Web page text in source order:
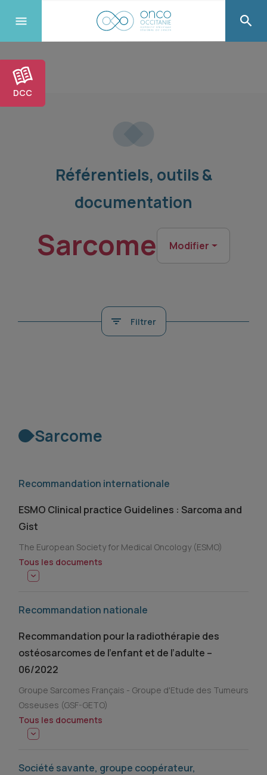
DCC
Référentiels, outils &
documentation
Sarcome Modifier
Filtrer
Sarcome
Recommandation internationale
ESMO Clinical practice Guidelines : Sarcoma and
Gist
The European Society for Medical Oncology (ESMO)
Tous les documents
Recommandation nationale
Recommandation pour la radiothérapie des
ostéosarcomes de l’enfant et de l’adulte –
06/2022
Groupe Sarcomes Français - Groupe d'Etude des Tumeurs
Osseuses (GSF-GETO)
Tous les documents
Société savante, groupe coopérateur,